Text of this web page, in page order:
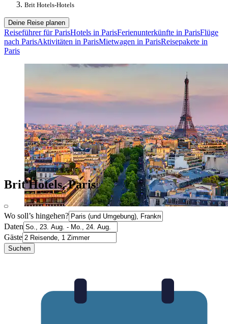
Brit Hotels-Hotels
Deine Reise planen
Reiseführer für ParisHotels in ParisFerienunterkünfte in ParisFlüge
nach ParisAktivitäten in ParisMietwagen in ParisReisepakete in
Paris
Brit Hotels, Paris
Wo soll’s hingehen?
Daten
Gäste
Suchen